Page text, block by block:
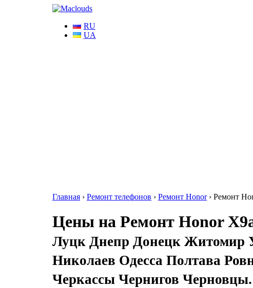
RU
UA
Главная › Ремонт телефонов › Ремонт Honor› Ремонт
Цены на Ремонт Honor X9a
Луцк Днепр Донецк Житомир
Николаев Одесса Полтава
Черкассы Чернигов Черновцы.